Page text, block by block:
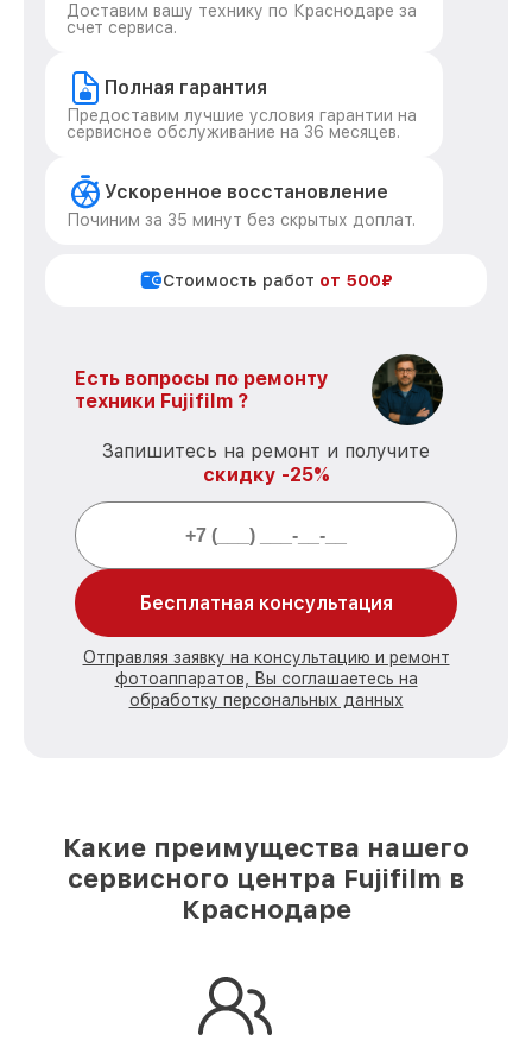
Доставим вашу технику по Краснодаре за
счет сервиса.
Полная гарантия
Предоставим лучшие условия гарантии на
сервисное обслуживание на 36 месяцев.
Ускоренное восстановление
Починим за 35 минут без скрытых доплат.
Стоимость работ от 500₽
Есть вопросы по ремонту
техники Fujifilm ?
Запишитесь на ремонт и получите
скидку -25%
Бесплатная консультация
Отправляя заявку на консультацию и ремонт
фотоаппаратов, Вы соглашаетесь на
обработку персональных данных
Какие преимущества нашего
сервисного центра Fujifilm в
Краснодаре